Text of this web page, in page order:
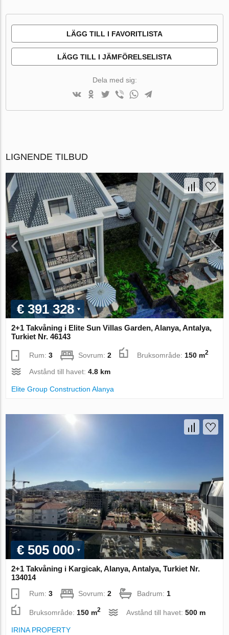
LÄGG TILL I FAVORITLISTA
LÄGG TILL I JÄMFÖRELSELISTA
Dela med sig:
LIGNENDE TILBUD
€ 391 328
2+1 Takvåning i Elite Sun Villas Garden, Alanya, Antalya,
Turkiet Nr. 46143
Rum:3 Sovrum:2 Bruksområde: 150 m2
Avstånd till havet:4.8 km
Elite Group Construction Alanya
€ 505 000
2+1 Takvåning i Kargicak, Alanya, Antalya, Turkiet Nr.
134014
Rum:3 Sovrum:2 Badrum:1
Bruksområde: 150 m2 Avstånd till havet:500 m
IRINA PROPERTY